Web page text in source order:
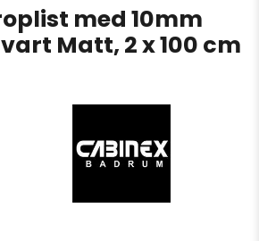
med 10mm
Matt, 2 x 100 cm